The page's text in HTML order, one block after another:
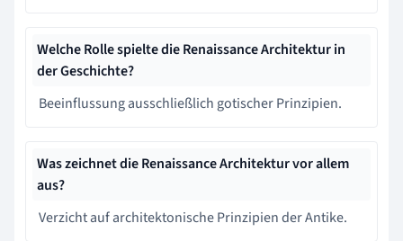
Welche Rolle spielte die Renaissance Architektur in
der Geschichte?
Beeinflussung ausschließlich gotischer Prinzipien.
Was zeichnet die Renaissance Architektur vor allem
aus?
Verzicht auf architektonische Prinzipien der Antike.